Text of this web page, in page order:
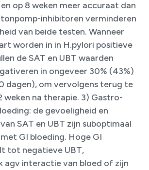
op 8 weken meer accuraat dan
inhibitoren verminderen
van beide testen. Wanneer
worden in in H.pylori positieve
de SAT en UBT waarden
in ongeveer 30% (43%)
dagen), om vervolgens terug te
weken na therapie. 3) Gastro-
de gevoeligheid en
SAT en UBT zijn suboptimaal
GI bloeding. Hoge GI
tot negatieve UBT,
agv interactie van bloed of zijn